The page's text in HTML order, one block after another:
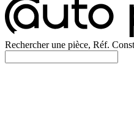
Rechercher une pièce, Réf.